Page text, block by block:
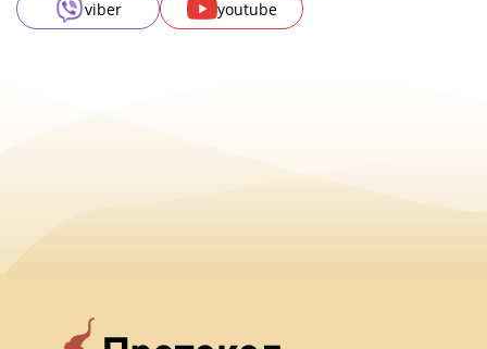
viber
youtube